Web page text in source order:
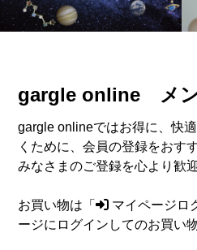
gargle online メン
gargle onlineではお得に、快
くために、会員の登録をおす
みなさまのご登録を心より歓
お買い物は「 マイページロ
ージにログインしてのお買い